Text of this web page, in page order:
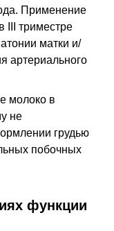
Применение
III триместре
матки и/
артериального
молоко в
не
грудью
побочных
функции